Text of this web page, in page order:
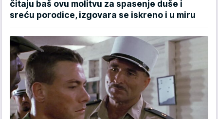
čitaju baš ovu molitvu za spasenje duše i
sreću porodice, izgovara se iskreno i u miru